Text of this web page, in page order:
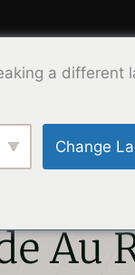
Au
a different
Change